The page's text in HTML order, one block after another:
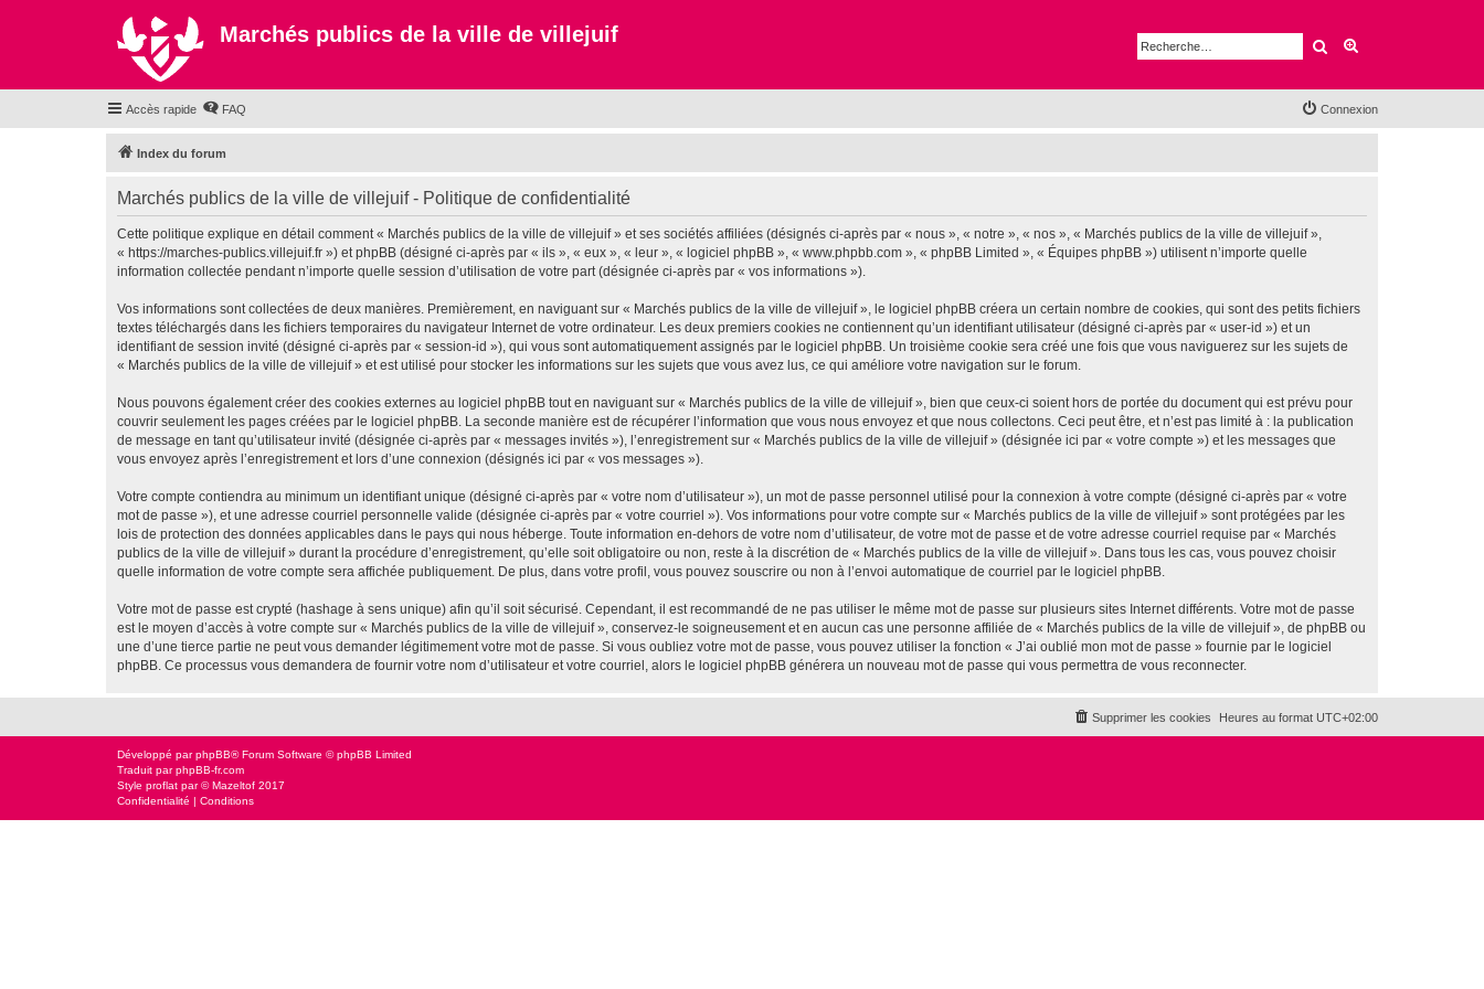
Marchés publics de la ville de villejuif Rechercher
Accès rapide FAQ Connexion
Index du forum
Marchés publics de la ville de villejuif - Politique de confidentialité
Cette politique explique en détail comment « Marchés publics de la ville de villejuif » et ses sociétés affiliées (désignés ci-après par « nous », « notre », « nos », « Marchés publics de la ville de villejuif »,
« https://marches-publics.villejuif.fr ») et phpBB (désigné ci-après par « ils », « eux », « leur », « logiciel phpBB », « www.phpbb.com », « phpBB Limited », « Équipes phpBB ») utilisent n’importe quelle
information collectée pendant n’importe quelle session d’utilisation de votre part (désignée ci-après par « vos informations »).
Vos informations sont collectées de deux manières. Premièrement, en naviguant sur « Marchés publics de la ville de villejuif », le logiciel phpBB créera un certain nombre de cookies, qui sont des petits fichiers
textes téléchargés dans les fichiers temporaires du navigateur Internet de votre ordinateur. Les deux premiers cookies ne contiennent qu’un identifiant utilisateur (désigné ci-après par « user-id ») et un
identifiant de session invité (désigné ci-après par « session-id »), qui vous sont automatiquement assignés par le logiciel phpBB. Un troisième cookie sera créé une fois que vous naviguerez sur les sujets de
« Marchés publics de la ville de villejuif » et est utilisé pour stocker les informations sur les sujets que vous avez lus, ce qui améliore votre navigation sur le forum.
Nous pouvons également créer des cookies externes au logiciel phpBB tout en naviguant sur « Marchés publics de la ville de villejuif », bien que ceux-ci soient hors de portée du document qui est prévu pour
couvrir seulement les pages créées par le logiciel phpBB. La seconde manière est de récupérer l’information que vous nous envoyez et que nous collectons. Ceci peut être, et n’est pas limité à : la publication
de message en tant qu’utilisateur invité (désignée ci-après par « messages invités »), l’enregistrement sur « Marchés publics de la ville de villejuif » (désignée ici par « votre compte ») et les messages que
vous envoyez après l’enregistrement et lors d’une connexion (désignés ici par « vos messages »).
Votre compte contiendra au minimum un identifiant unique (désigné ci-après par « votre nom d’utilisateur »), un mot de passe personnel utilisé pour la connexion à votre compte (désigné ci-après par « votre
mot de passe »), et une adresse courriel personnelle valide (désignée ci-après par « votre courriel »). Vos informations pour votre compte sur « Marchés publics de la ville de villejuif » sont protégées par les
lois de protection des données applicables dans le pays qui nous héberge. Toute information en-dehors de votre nom d’utilisateur, de votre mot de passe et de votre adresse courriel requise par « Marchés
publics de la ville de villejuif » durant la procédure d’enregistrement, qu’elle soit obligatoire ou non, reste à la discrétion de « Marchés publics de la ville de villejuif ». Dans tous les cas, vous pouvez choisir
quelle information de votre compte sera affichée publiquement. De plus, dans votre profil, vous pouvez souscrire ou non à l’envoi automatique de courriel par le logiciel phpBB.
Votre mot de passe est crypté (hashage à sens unique) afin qu’il soit sécurisé. Cependant, il est recommandé de ne pas utiliser le même mot de passe sur plusieurs sites Internet différents. Votre mot de passe
est le moyen d’accès à votre compte sur « Marchés publics de la ville de villejuif », conservez-le soigneusement et en aucun cas une personne affiliée de « Marchés publics de la ville de villejuif », de phpBB ou
une d’une tierce partie ne peut vous demander légitimement votre mot de passe. Si vous oubliez votre mot de passe, vous pouvez utiliser la fonction « J’ai oublié mon mot de passe » fournie par le logiciel
phpBB. Ce processus vous demandera de fournir votre nom d’utilisateur et votre courriel, alors le logiciel phpBB générera un nouveau mot de passe qui vous permettra de vous reconnecter.
Heures au format UTC+02:00
Supprimer les cookies
Développé parphpBB® Forum Software © phpBB Limited
Traduit parphpBB-fr.com
Style proflat par ©Mazeltof 2017
Confidentialité | Conditions